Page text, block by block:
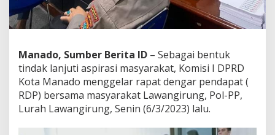
o
G
e
a
R
D
P
d
e
n
Manado, Sumber Berita ID – Sebagai bentuk
tindak lanjuti aspirasi masyarakat, Komisi I DPRD
Kota Manado menggelar rapat dengar pendapat (
RDP) bersama masyarakat Lawangirung, Pol-PP,
Lurah Lawangirung, Senin (6/3/2023) lalu.